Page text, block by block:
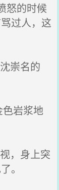
怒的时候
过人，这
崇名的
岩浆地
，身上突
。